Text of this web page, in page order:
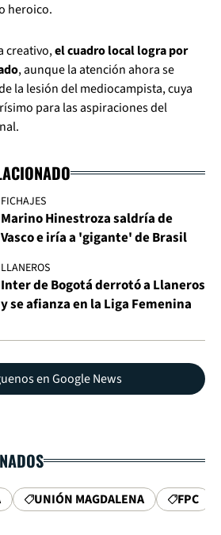
heroico.
creativo,el cuadro local logra por
, aunque la atención ahora se
la lesión del mediocampista, cuya
para las aspiraciones del
FICHAJES
Marino Hinestroza saldría de
Vasco e iría a 'gigante' de Brasil
LLANEROS
Inter de Bogotá derrotó a Llaneros
y se afianza en la Liga Femenina
en Google News
UNIÓN MAGDALENA FPC